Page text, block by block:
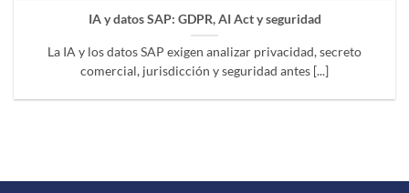
IA y datos SAP: GDPR, AI Act y seguridad
La IA y los datos SAP exigen analizar privacidad, secreto
comercial, jurisdicción y seguridad antes [...]